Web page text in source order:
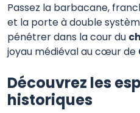
Passez la barbacane,
et la porte à double
pénétrer dans la cour du
joyau médiéval au cœur de
Découvrez les
historiques